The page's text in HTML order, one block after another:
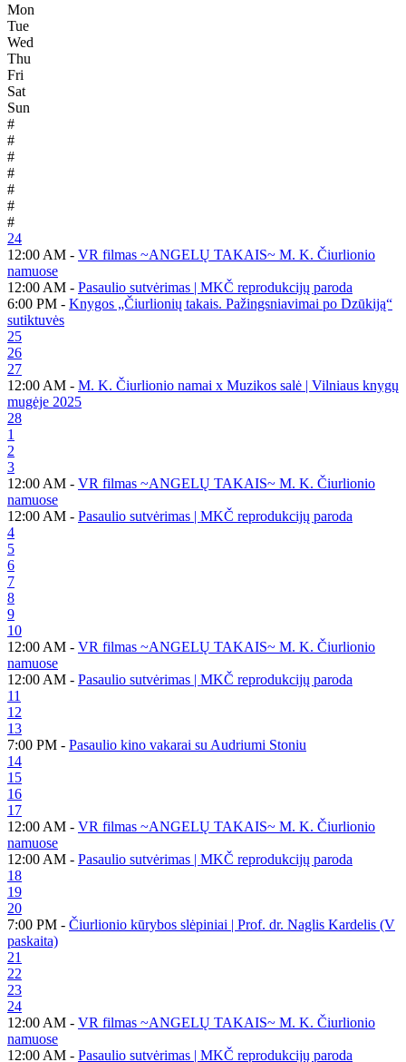
Mon
Tue
Wed
Thu
Fri
Sat
Sun
#
#
#
#
#
#
#
24
12:00 AM - VR filmas ~ANGELŲ TAKAIS~ M. K. Čiurlionio
namuose
12:00 AM - Pasaulio sutvėrimas | MKČ reprodukcijų paroda
6:00 PM - Knygos „Čiurlionių takais. Pažingsniavimai po Dzūkiją“
sutiktuvės
25
26
27
12:00 AM - M. K. Čiurlionio namai x Muzikos salė | Vilniaus knygų
mugėje 2025
28
1
2
3
12:00 AM - VR filmas ~ANGELŲ TAKAIS~ M. K. Čiurlionio
namuose
12:00 AM - Pasaulio sutvėrimas | MKČ reprodukcijų paroda
4
5
6
7
8
9
10
12:00 AM - VR filmas ~ANGELŲ TAKAIS~ M. K. Čiurlionio
namuose
12:00 AM - Pasaulio sutvėrimas | MKČ reprodukcijų paroda
11
12
13
7:00 PM - Pasaulio kino vakarai su Audriumi Stoniu
14
15
16
17
12:00 AM - VR filmas ~ANGELŲ TAKAIS~ M. K. Čiurlionio
namuose
12:00 AM - Pasaulio sutvėrimas | MKČ reprodukcijų paroda
18
19
20
7:00 PM - Čiurlionio kūrybos slėpiniai | Prof. dr. Naglis Kardelis (V
paskaita)
21
22
23
24
12:00 AM - VR filmas ~ANGELŲ TAKAIS~ M. K. Čiurlionio
namuose
12:00 AM - Pasaulio sutvėrimas | MKČ reprodukcijų paroda